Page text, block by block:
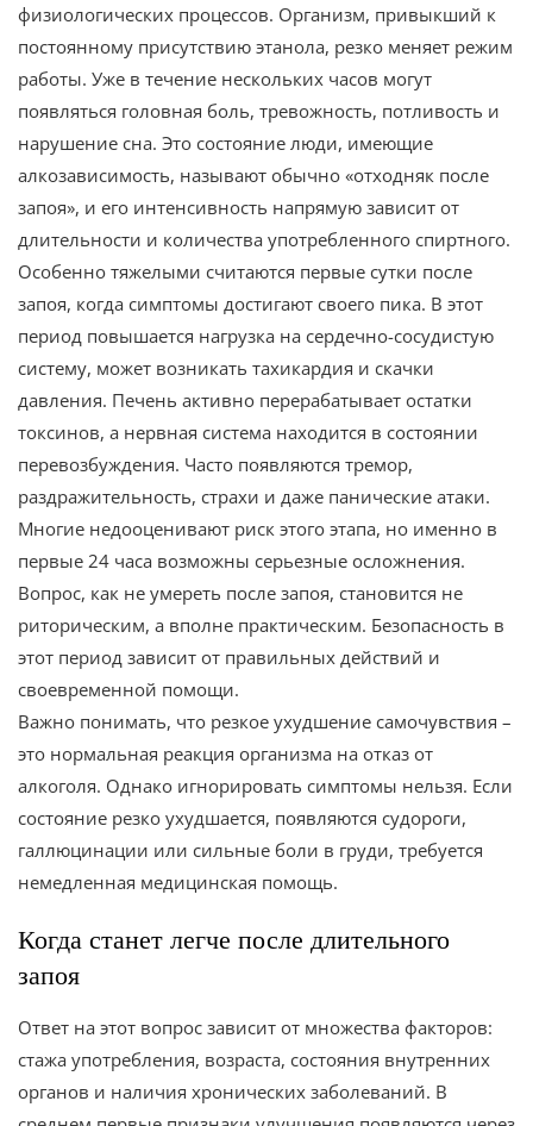
физиологических процессов. Организм, привыкший к
постоянному присутствию этанола, резко меняет режим
работы. Уже в течение нескольких часов могут
появляться головная боль, тревожность, потливость и
нарушение сна. Это состояние люди, имеющие
алкозависимость, называют обычно «отходняк после
запоя», и его интенсивность напрямую зависит от
длительности и количества употребленного спиртного.
Особенно тяжелыми считаются первые сутки после
запоя, когда симптомы достигают своего пика. В этот
период повышается нагрузка на сердечно-сосудистую
систему, может возникать тахикардия и скачки
давления. Печень активно перерабатывает остатки
токсинов, а нервная система находится в состоянии
перевозбуждения. Часто появляются тремор,
раздражительность, страхи и даже панические атаки.
Многие недооценивают риск этого этапа, но именно в
первые 24 часа возможны серьезные осложнения.
Вопрос, как не умереть после запоя, становится не
риторическим, а вполне практическим. Безопасность в
этот период зависит от правильных действий и
своевременной помощи.
Важно понимать, что резкое ухудшение самочувствия –
это нормальная реакция организма на отказ от
алкоголя. Однако игнорировать симптомы нельзя. Если
состояние резко ухудшается, появляются судороги,
галлюцинации или сильные боли в груди, требуется
немедленная медицинская помощь.
Когда станет легче после длительного
запоя
Ответ на этот вопрос зависит от множества факторов:
стажа употребления, возраста, состояния внутренних
органов и наличия хронических заболеваний. В